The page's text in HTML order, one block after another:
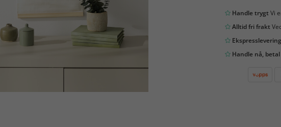
Handle trygtVi
Alltid fri frakt
Ekspresslevering
Handle nå,